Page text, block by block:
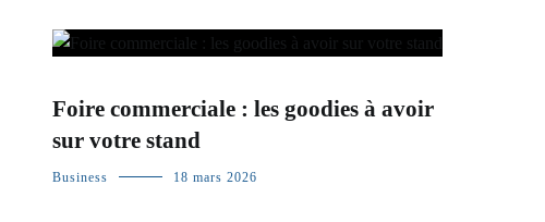
Foire commerciale : les goodies à avoir
sur votre stand
Business 18 mars 2026